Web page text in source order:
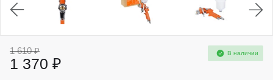
1 610 ₽
1 370 ₽
В наличии